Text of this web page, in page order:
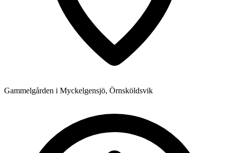
Gammelgården i Myckelgensjö, Örnsköldsvik